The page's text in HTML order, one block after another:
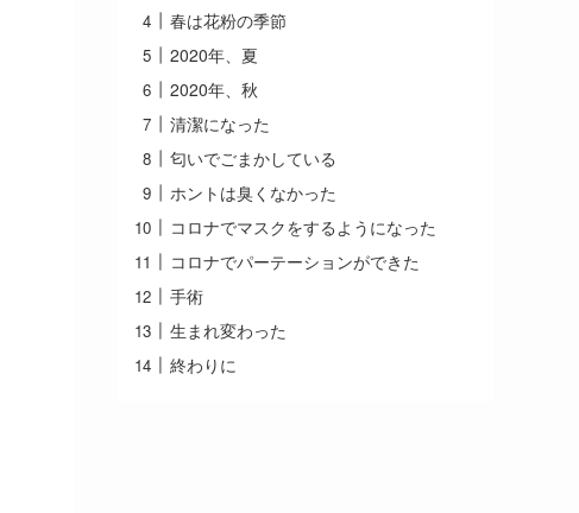
春は花粉の季節
2020年、夏
2020年、秋
清潔になった
匂いでごまかしている
ホントは臭くなかった
コロナでマスクをするようになった
コロナでパーテーションができた
手術
生まれ変わった
終わりに